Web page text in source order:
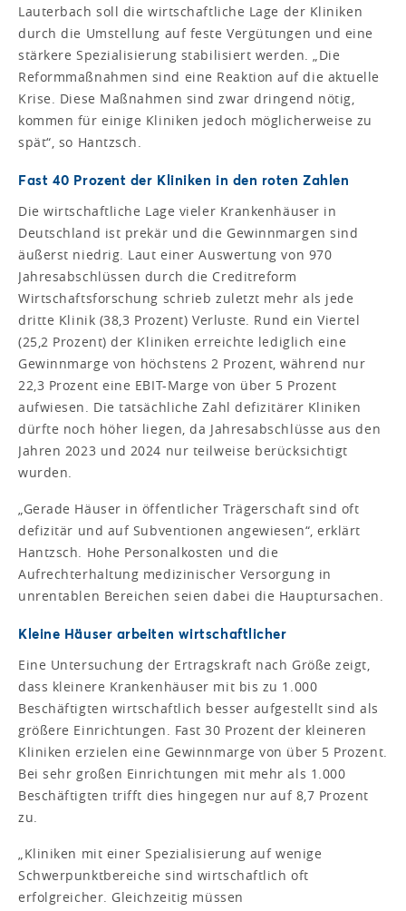
Lauterbach soll die wirtschaftliche Lage der Kliniken
durch die Umstellung auf feste Vergütungen und eine
stärkere Spezialisierung stabilisiert werden. „Die
Reformmaßnahmen sind eine Reaktion auf die aktuelle
Krise. Diese Maßnahmen sind zwar dringend nötig,
kommen für einige Kliniken jedoch möglicherweise zu
spät“, so Hantzsch.
Fast 40 Prozent der Kliniken in den roten Zahlen
Die wirtschaftliche Lage vieler Krankenhäuser in
Deutschland ist prekär und die Gewinnmargen sind
äußerst niedrig. Laut einer Auswertung von 970
Jahresabschlüssen durch die Creditreform
Wirtschaftsforschung schrieb zuletzt mehr als jede
dritte Klinik (38,3 Prozent) Verluste. Rund ein Viertel
(25,2 Prozent) der Kliniken erreichte lediglich eine
Gewinnmarge von höchstens 2 Prozent, während nur
22,3 Prozent eine EBIT-Marge von über 5 Prozent
aufwiesen. Die tatsächliche Zahl defizitärer Kliniken
dürfte noch höher liegen, da Jahresabschlüsse aus den
Jahren 2023 und 2024 nur teilweise berücksichtigt
wurden.
„Gerade Häuser in öffentlicher Trägerschaft sind oft
defizitär und auf Subventionen angewiesen“, erklärt
Hantzsch. Hohe Personalkosten und die
Aufrechterhaltung medizinischer Versorgung in
unrentablen Bereichen seien dabei die Hauptursachen.
Kleine Häuser arbeiten wirtschaftlicher
Eine Untersuchung der Ertragskraft nach Größe zeigt,
dass kleinere Krankenhäuser mit bis zu 1.000
Beschäftigten wirtschaftlich besser aufgestellt sind als
größere Einrichtungen. Fast 30 Prozent der kleineren
Kliniken erzielen eine Gewinnmarge von über 5 Prozent.
Bei sehr großen Einrichtungen mit mehr als 1.000
Beschäftigten trifft dies hingegen nur auf 8,7 Prozent
zu.
„Kliniken mit einer Spezialisierung auf wenige
Schwerpunktbereiche sind wirtschaftlich oft
erfolgreicher. Gleichzeitig müssen